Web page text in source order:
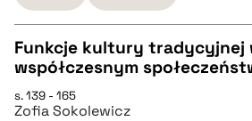
BIBTEX
pobierz cytat
CZYSTY TEKST
Funkcje kultury tradycyjnej
współczesnym
s. 139 - 165
Zofia Sokolewicz